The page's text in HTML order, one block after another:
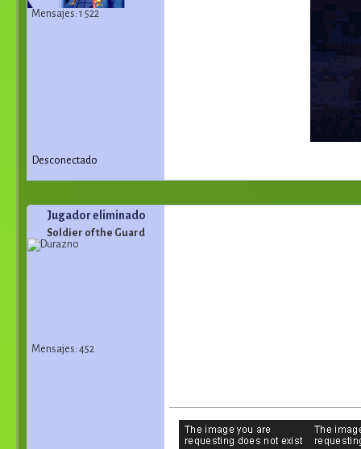
Mensajes: 1 522
Desconectado
Jugador eliminado
Soldier of the Guard
Mensajes: 452